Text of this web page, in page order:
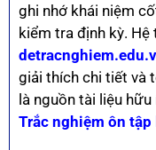
ghi nhớ khái niệm
kiểm tra định kỳ.
giải thích chi tiết và
là nguồn tài liệu
Trắc nghiệm ôn tập